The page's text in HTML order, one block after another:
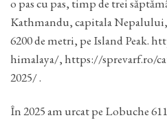
o pas cu pas, timp de trei
Kathmandu, capitala
6200 de metri, pe Island Peak.
himalaya/, https://sprevarf.ro/
2025/ .
În 2025 am urcat pe Lobuche